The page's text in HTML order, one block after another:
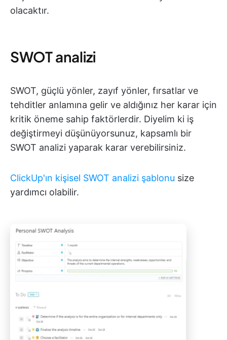
olacaktır.
SWOT analizi
SWOT, güçlü yönler, zayıf yönler, fırsatlar ve
tehditler anlamına gelir ve aldığınız her karar için
kritik öneme sahip faktörlerdir. Diyelim ki iş
değiştirmeyi düşünüyorsunuz, kapsamlı bir
SWOT analizi yaparak karar verebilirsiniz.
ClickUp'ın kişisel SWOT analizi şablonu size
yardımcı olabilir.